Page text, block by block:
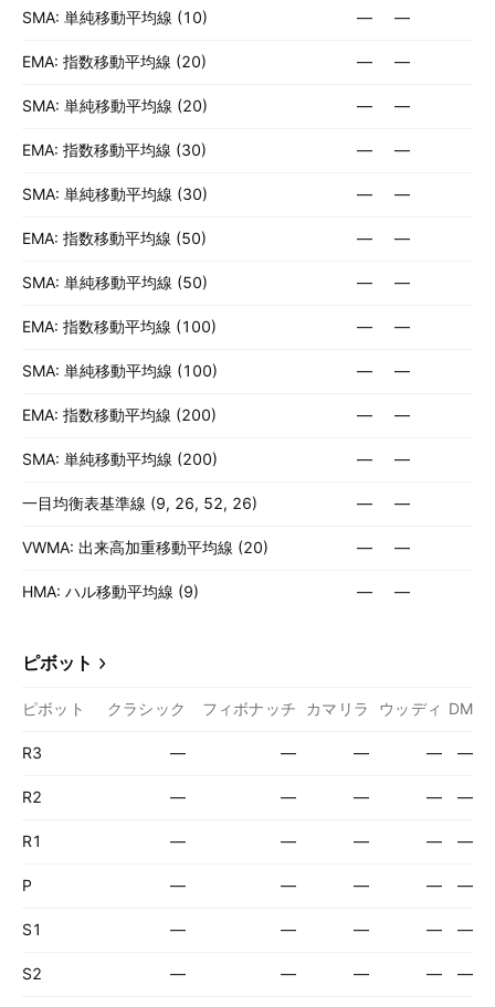
SMA: 単純移動平均線 (10) — —
EMA: 指数移動平均線 (20) — —
SMA: 単純移動平均線 (20) — —
EMA: 指数移動平均線 (30) — —
SMA: 単純移動平均線 (30) — —
EMA: 指数移動平均線 (50) — —
SMA: 単純移動平均線 (50) — —
EMA: 指数移動平均線 (100) — —
SMA: 単純移動平均線 (100) — —
EMA: 指数移動平均線 (200) — —
SMA: 単純移動平均線 (200) — —
一目均衡表基準線 (9, 26, 52, 26) — —
VWMA: 出来高加重移動平均線 (20) — —
HMA: ハル移動平均線 (9) — —
ピボット
ピボット クラシック フィボナッチ カマリラ ウッディ DM
R3 — — — — —
R2 — — — — —
R1 — — — — —
P — — — — —
S1 — — — — —
S2 — — — — —